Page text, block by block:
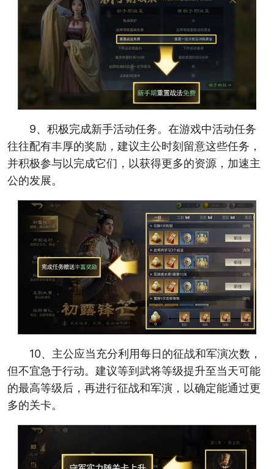
9、积极完成新手活动任务。在游戏中活动任务
往往配有丰厚的奖励，建议主公时刻留意这些任务，
并积极参与以完成它们，以获得更多的资源，加速主
公的发展。
10、主公应当充分利用每日的征战和军演次数，
但不宜急于行动。建议等到武将等级提升至当天可能
的最高等级后，再进行征战和军演，以确定能通过更
多的关卡。